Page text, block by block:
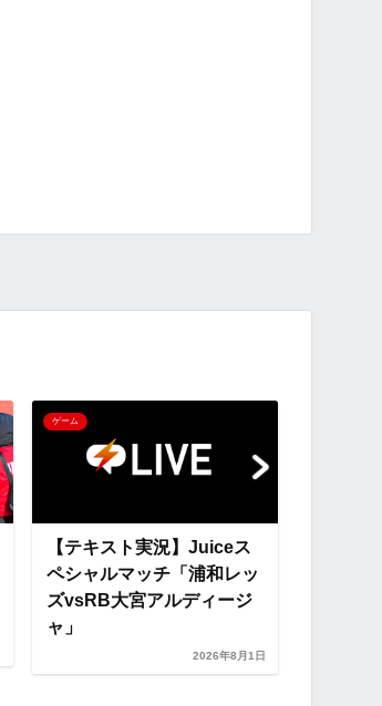
ゲーム
【テキスト実況】Juiceス
ペシャルマッチ「浦和レッ
ズvsRB大宮アルディージ
ャ」
2026年8月1日
【スタ
ペシャ
ズvsRB